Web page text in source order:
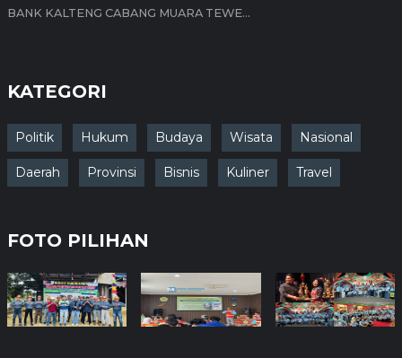
BANK KALTENG CABANG MUARA TEWE...
KATEGORI
Politik Hukum Budaya Wisata Nasional
Daerah Provinsi Bisnis Kuliner Travel
FOTO PILIHAN